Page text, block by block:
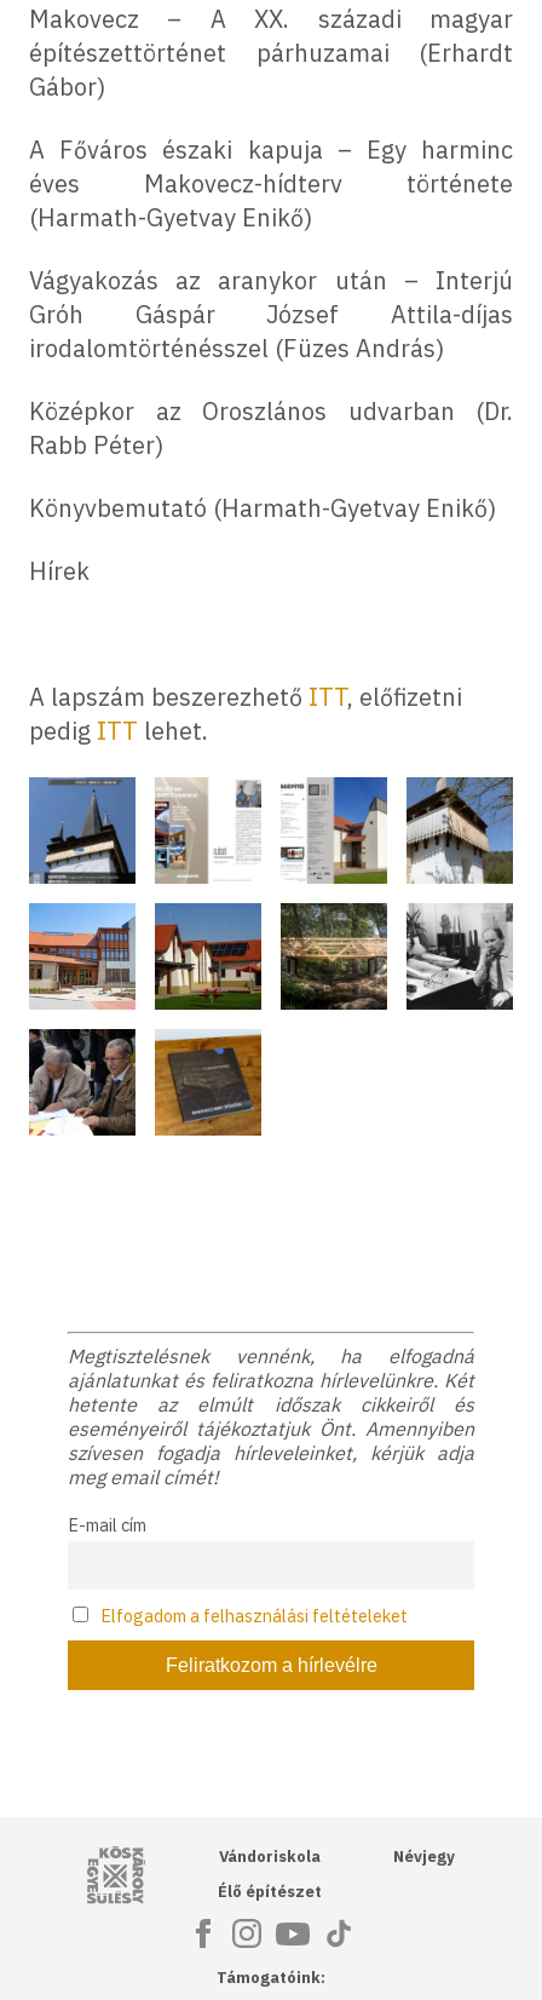
Makovecz – A XX. századi magyar
építészettörténet párhuzamai (Erhardt
Gábor)
A Főváros északi kapuja – Egy harminc
éves Makovecz-hídterv története
(Harmath-Gyetvay Enikő)
Vágyakozás az aranykor után – Interjú
Gróh Gáspár József Attila-díjas
irodalomtörténésszel (Füzes András)
Középkor az Oroszlános udvarban (Dr.
Rabb Péter)
Könyvbemutató (Harmath-Gyetvay Enikő)
Hírek
A lapszám beszerezhető ITT, előfizetni
pedig ITT lehet.
Megtisztelésnek vennénk, ha elfogadná
ajánlatunkat és feliratkozna hírlevelünkre. Két
hetente az elmúlt időszak cikkeiről és
eseményeiről tájékoztatjuk Önt. Amennyiben
szívesen fogadja hírleveleinket, kérjük adja
meg email címét!
E-mail cím
Elfogadom a felhasználási feltételeket
Kós Károly Egyesülés
Vándoriskola
Élő építészet
Névjegy
Támogatóink: